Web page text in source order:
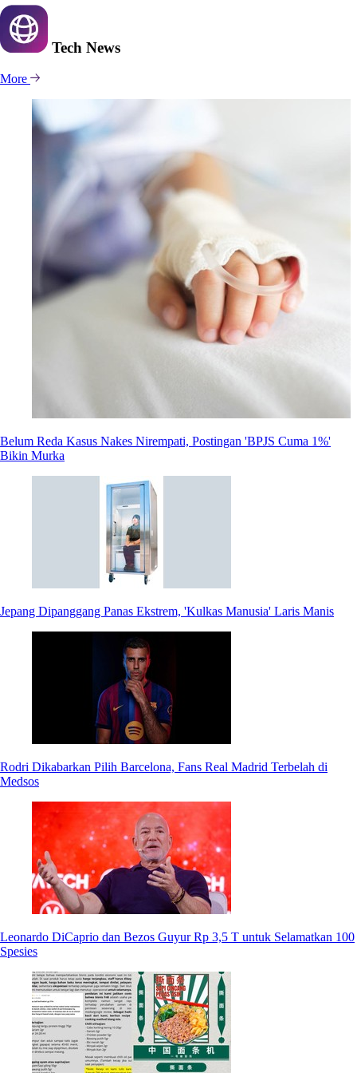
Tech News
More
Belum Reda Kasus Nakes Nirempati, Postingan 'BPJS Cuma 1%'
Bikin Murka
Jepang Dipanggang Panas Ekstrem, 'Kulkas Manusia' Laris Manis
Rodri Dikabarkan Pilih Barcelona, Fans Real Madrid Terbelah di
Medsos
Leonardo DiCaprio dan Bezos Guyur Rp 3,5 T untuk Selamatkan 100
Spesies